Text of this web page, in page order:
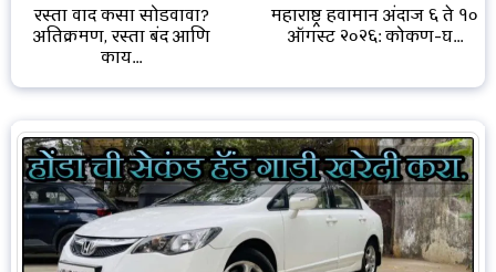
रस्ता वाद कसा सोडवावा?
अतिक्रमण, रस्ता बंद आणि
काय...
महाराष्ट्र हवामान अंदाज ६ ते १०
ऑगस्ट २०२६: कोकण-घ...